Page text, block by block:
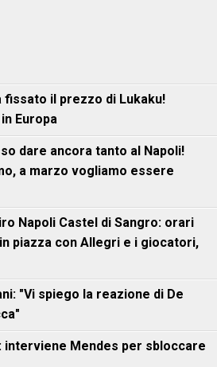
fissato il prezzo di Lukaku!
Europa
dare ancora tanto al Napoli!
a marzo vogliamo essere
Napoli Castel di Sangro: orari
piazza con Allegri e i giocatori,
"Vi spiego la reazione di De
interviene Mendes per sbloccare